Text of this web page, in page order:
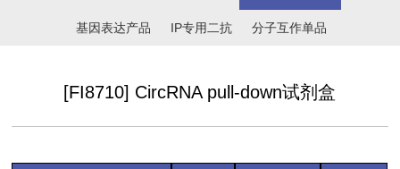
基因表达产品 IP专用二抗 分子互作单品
[FI8710] CircRNA pull-down试剂盒